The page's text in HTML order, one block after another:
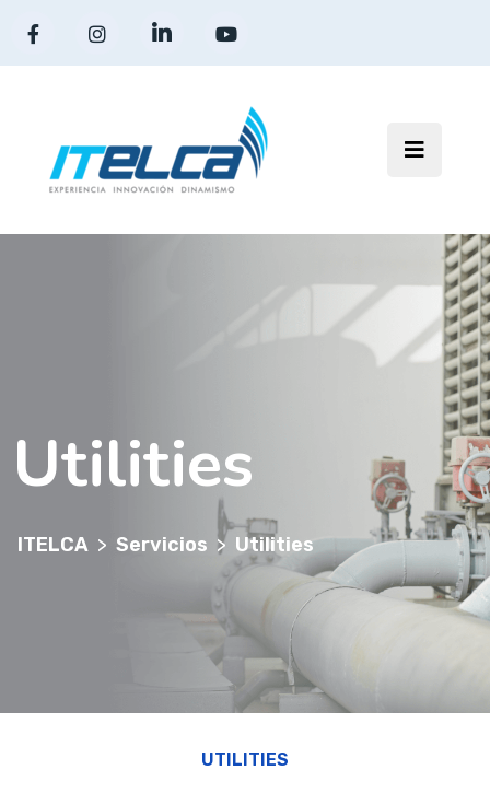
Utilities
ITELCA > Servicios > Utilities
UTILITIES